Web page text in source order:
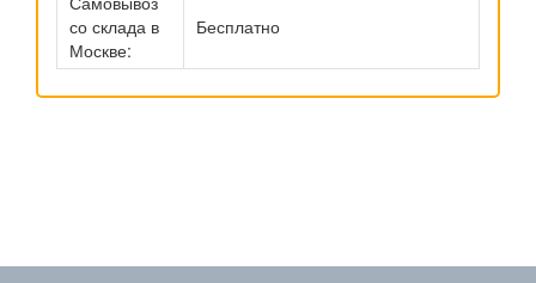
со склада в
Москве:
Бесплатно